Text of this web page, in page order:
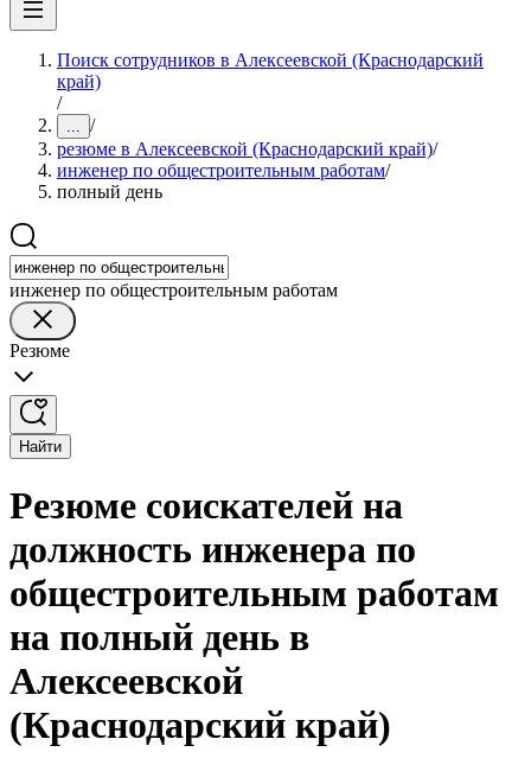
Поиск сотрудников в Алексеевской (Краснодарский
край)
/
... /
резюме в Алексеевской (Краснодарский край)/
инженер по общестроительным работам/
полный день
инженер по общестроительным работам
Резюме
Найти
Резюме соискателей на
должность инженера по
общестроительным работам
на полный день в
Алексеевской
(Краснодарский край)